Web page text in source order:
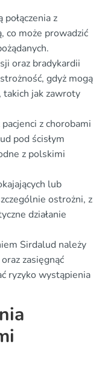
z
co może prowadzić
oraz bradykardii
gdyż mogą
takich jak zawroty
z chorobami
pod ścisłym
z polskimi
lub
ostrożni, z
działanie
Sirdalud należy
zasięgnąć
ryzyko wystąpienia